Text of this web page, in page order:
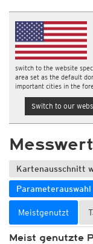
switch to the website
area set as the default
important cities in the
Switch to our
Kartenausschnitt
Parameterauswahl
Meistgenutzt
Meist genutzte